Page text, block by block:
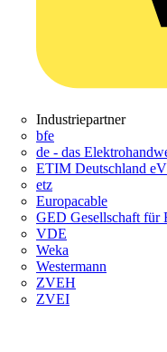
Industriepartner
bfe
de - das
ETIM Deutschland eV
etz
Europacable
GED Gesellschaft für
VDE
Weka
Westermann
ZVEH
ZVEI